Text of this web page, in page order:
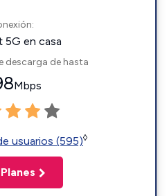
5G en casa
descarga de hasta
Mbps
usuarios (595)◊